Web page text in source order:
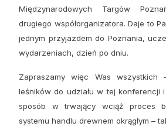
Międzynarodowych Targów
drugiego współorganizatora. Daje to
jednym przyjazdem do Poznania,
wydarzeniach, dzień po dniu.
Zapraszamy więc Was wszystkich
leśników do udziału w tej konferencji
sposób w trwający wciąż proces
systemu handlu drewnem okrągłym –